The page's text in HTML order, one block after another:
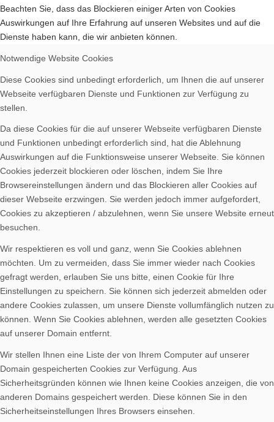
Beachten Sie, dass das Blockieren einiger Arten von Cookies
Auswirkungen auf Ihre Erfahrung auf unseren Websites und auf die
Dienste haben kann, die wir anbieten können.
Notwendige Website Cookies
Diese Cookies sind unbedingt erforderlich, um Ihnen die auf unserer
Webseite verfügbaren Dienste und Funktionen zur Verfügung zu
stellen.
Da diese Cookies für die auf unserer Webseite verfügbaren Dienste
und Funktionen unbedingt erforderlich sind, hat die Ablehnung
Auswirkungen auf die Funktionsweise unserer Webseite. Sie können
Cookies jederzeit blockieren oder löschen, indem Sie Ihre
Browsereinstellungen ändern und das Blockieren aller Cookies auf
dieser Webseite erzwingen. Sie werden jedoch immer aufgefordert,
Cookies zu akzeptieren / abzulehnen, wenn Sie unsere Website erneut
besuchen.
Wir respektieren es voll und ganz, wenn Sie Cookies ablehnen
möchten. Um zu vermeiden, dass Sie immer wieder nach Cookies
gefragt werden, erlauben Sie uns bitte, einen Cookie für Ihre
Einstellungen zu speichern. Sie können sich jederzeit abmelden oder
andere Cookies zulassen, um unsere Dienste vollumfänglich nutzen zu
können. Wenn Sie Cookies ablehnen, werden alle gesetzten Cookies
auf unserer Domain entfernt.
Wir stellen Ihnen eine Liste der von Ihrem Computer auf unserer
Domain gespeicherten Cookies zur Verfügung. Aus
Sicherheitsgründen können wie Ihnen keine Cookies anzeigen, die von
anderen Domains gespeichert werden. Diese können Sie in den
Sicherheitseinstellungen Ihres Browsers einsehen.